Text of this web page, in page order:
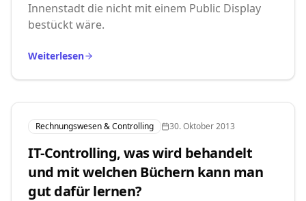
Innenstadt die nicht mit einem Public Display
bestückt wäre.
Weiterlesen
Rechnungswesen & Controlling 30. Oktober 2013
IT-Controlling, was wird behandelt
und mit welchen Büchern kann man
gut dafür lernen?